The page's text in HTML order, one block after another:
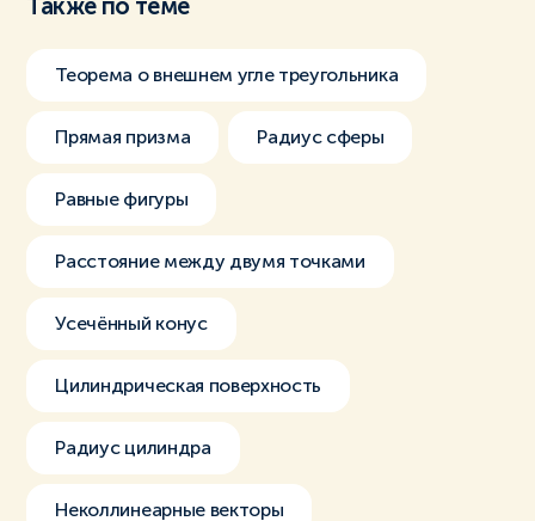
Также по теме
Теорема о внешнем угле треугольника
Прямая призма Радиус сферы
Равные фигуры
Расстояние между двумя точками
Усечённый конус
Цилиндрическая поверхность
Радиус цилиндра
Неколлинеарные векторы